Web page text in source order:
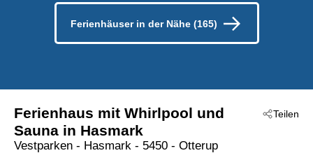
Ferienhäuser in der Nähe (165)
Teilen
Ferienhaus mit Whirlpool und
Sauna in Hasmark
Vestparken - Hasmark - 5450 - Otterup